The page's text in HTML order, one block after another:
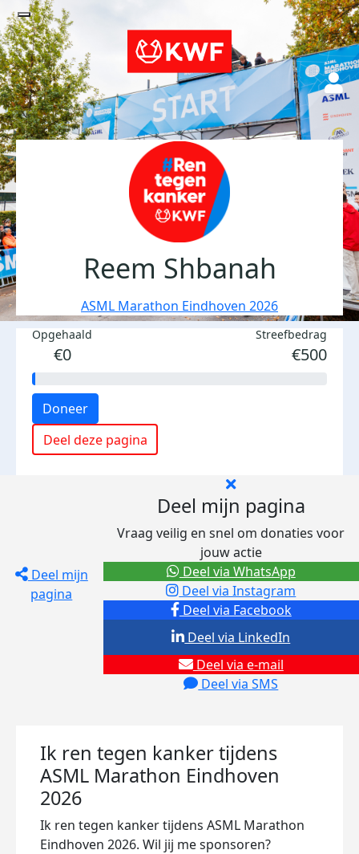
Reem Shbanah
ASML Marathon Eindhoven 2026
Opgehaald
€0
Streefbedrag
€500
Doneer
Deel deze pagina
Deel mijn
pagina
Deel mijn pagina
Vraag veilig en snel om donaties voor
jouw actie
Deel via Facebook
Deel via Instagram
Deel via e-mail
Deel via SMS
Deel via LinkedIn
Deel via WhatsApp
Ik ren tegen kanker tijdens
ASML Marathon Eindhoven
2026
Ik ren tegen kanker tijdens ASML Marathon
Eindhoven 2026. Wil jij me sponsoren?